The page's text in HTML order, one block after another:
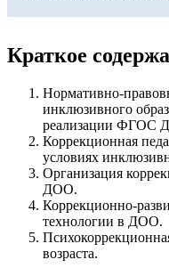
Краткое
Нормативно-
инклюзивного
реализации ФГОС
Коррекционная
условиях
Организация
ДОО.
Коррекционно-
технологии в ДОО.
возраста.